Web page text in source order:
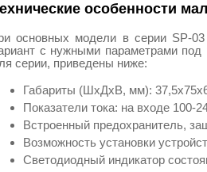
особенности
основных модели в серии SP-
с нужными параметрами
серии, приведены ниже:
Габариты (ШxДxВ, мм):
Показатели тока: на входе 100-
Встроенный предохранитель,
Возможность установки
Светодиодный индикатор